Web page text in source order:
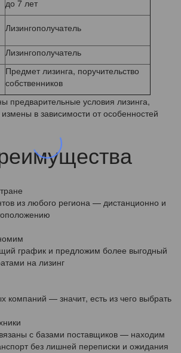
до 7 лет
Лизингополучатель
Лизингополучатель
Предмет лизинга, поручительство
собственников
предварительные условия лизинга,
в зависимости от особенностей
из любого региона — дистанционно и
график и предложим более выгодный
на лизинг
компаний — значит, есть из чего выбрать
с базами поставщиков — находим
без лишней переписки и ожидания